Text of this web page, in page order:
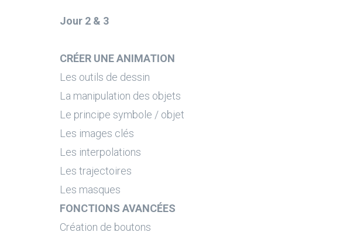
Jour 2 & 3
CRÉER UNE ANIMATION
Les outils de dessin
La manipulation des objets
Le principe symbole / objet
Les images clés
Les interpolations
Les trajectoires
Les masques
FONCTIONS AVANCÉES
Création de boutons